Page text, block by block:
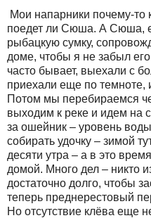
Мои напарники почему-
поедет ли Сюша. А Сюша,
рыбацкую сумку,
доме, чтобы я не забыл его
часто бывает, выехали с
приехали еще по темноте,
Потом мы перебираемся
выходим к реке и идем на
за ошейник – уровень
собирать удочку – зимой
десяти утра – а в это
домой. Много дел – никто
достаточно долго, чтобы
теперь преднерестовый
Но отсутствие клёва еще